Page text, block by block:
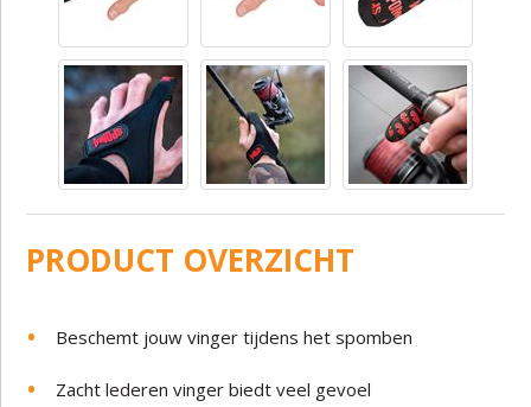
PRODUCT OVERZICHT
Beschemt jouw vinger tijdens het spomben
Zacht lederen vinger biedt veel gevoel